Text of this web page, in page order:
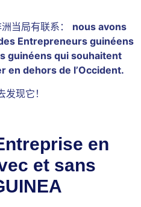
当局有联系： nous avons
Entrepreneurs guinéens
guinéens qui souhaitent
en dehors de l’Occident.
发现它！
en
et sans